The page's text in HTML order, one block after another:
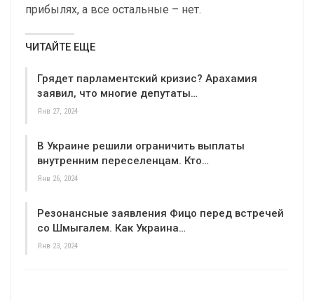
прибылях, а все остальные – нет.
ЧИТАЙТЕ ЕЩЕ
Грядет парламентский кризис? Арахамия
заявил, что многие депутаты…
Янв 27, 2024
В Украине решили ограничить выплаты
внутренним переселенцам. Кто…
Янв 26, 2024
Резонансные заявления Фицо перед встречей
со Шмыгалем. Как Украина…
Янв 23, 2024